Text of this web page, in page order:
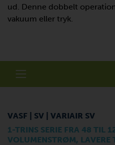
ud. Denne dobbelt
vakuum eller tryk.
VASF | SV | VARIAIR SV
1-TRINS SERIE FRA 48 TIL
VOLUMENSTRØM, LAVERE